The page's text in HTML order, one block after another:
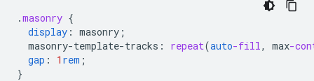
.masonry {
display : masonry ;
masonry-template-tracks : repeat(auto-fill, max-
gap : 1 rem ;
}